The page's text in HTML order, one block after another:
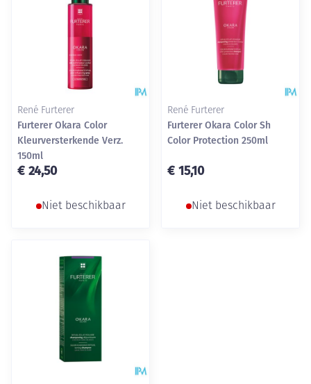
René Furterer
Furterer Okara Color
Kleurversterkende Verz.
150ml
€ 24,50
Niet beschikbaar
René Furterer
Furterer Okara Color Sh
Color Protection 250ml
€ 15,10
Niet beschikbaar